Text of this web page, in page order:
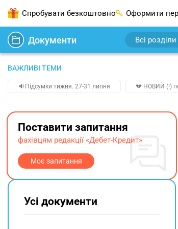
Спробувати безкоштовно Оформити
Документи Всі розділи
ВАЖЛИВІ ТЕМИ
🔉Підсумки тижня. 27-31 липня 💔 НОВИЙ (!)
Поставити запитання
фахівцям редакції «Дебет-Кредит»
Моє запитання
Усі документи